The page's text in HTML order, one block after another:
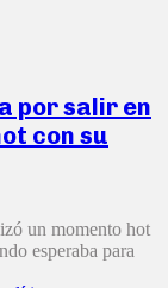
por salir en
con su
un momento hot
esperaba para